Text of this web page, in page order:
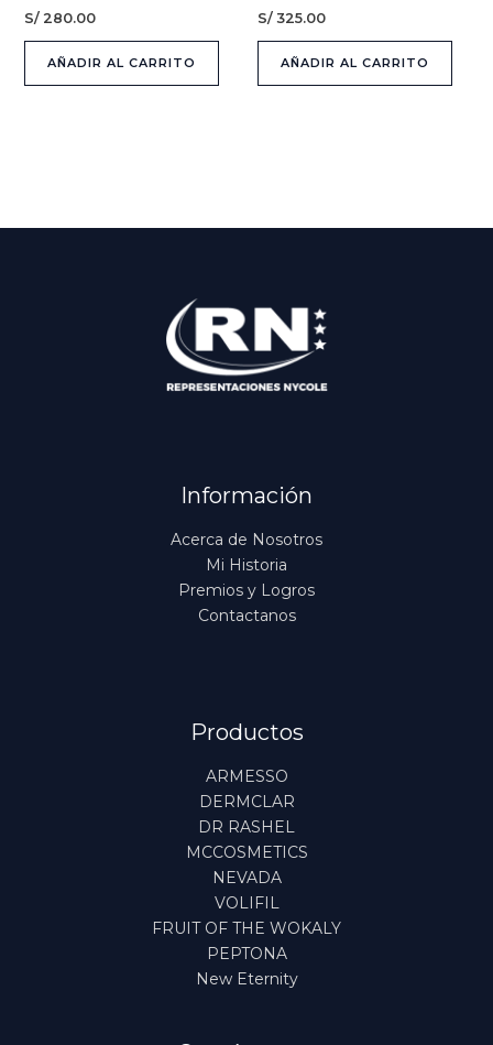
S/280.00
AÑADIR AL CARRITO
S/ 325.00
AÑADIR AL CARRITO
Información
Acerca de Nosotros
Mi Historia
Premios y Logros
Contactanos
Productos
ARMESSO
DERMCLAR
DR RASHEL
MCCOSMETICS
NEVADA
VOLIFIL
FRUIT OF THE WOKALY
PEPTONA
New Eternity